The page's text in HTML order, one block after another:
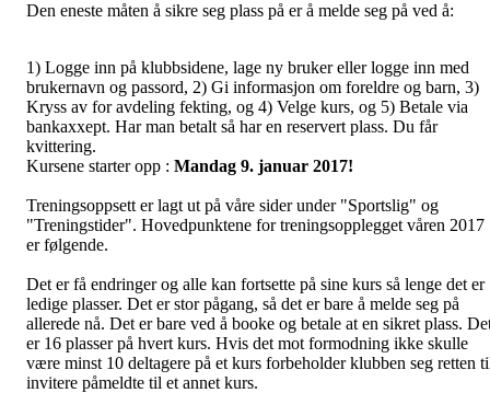
Den eneste måten å sikre seg plass på er å melde seg på ved å:
1) Logge inn på klubbsidene, lage ny bruker eller logge inn med
brukernavn og passord, 2) Gi informasjon om foreldre og barn, 3)
Kryss av for avdeling fekting, og 4) Velge kurs, og 5) Betale via
bankaxxept. Har man betalt så har en reservert plass. Du får
kvittering.
Kursene starter opp : Mandag 9. januar 2017!
Treningsoppsett er lagt ut på våre sider under "Sportslig" og
"Treningstider". Hovedpunktene for treningsopplegget våren 2017
er følgende.
Det er få endringer og alle kan fortsette på sine kurs så lenge det er
ledige plasser. Det er stor pågang, så det er bare å melde seg på
allerede nå. Det er bare ved å booke og betale at en sikret plass.
er 16 plasser på hvert kurs. Hvis det mot formodning ikke skulle
være minst 10 deltagere på et kurs forbeholder klubben seg retten
invitere påmeldte til et annet kurs.